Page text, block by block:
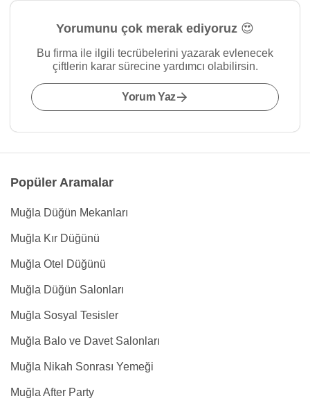
Yorumunu çok merak ediyoruz 😍
Bu firma ile ilgili tecrübelerini yazarak evlenecek
çiftlerin karar sürecine yardımcı olabilirsin.
Yorum Yaz
Popüler Aramalar
Muğla Düğün Mekanları
Muğla Kır Düğünü
Muğla Otel Düğünü
Muğla Düğün Salonları
Muğla Sosyal Tesisler
Muğla Balo ve Davet Salonları
Muğla Nikah Sonrası Yemeği
Muğla After Party